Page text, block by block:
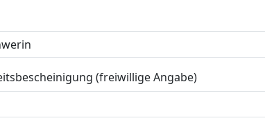
(freiwillige Angabe)